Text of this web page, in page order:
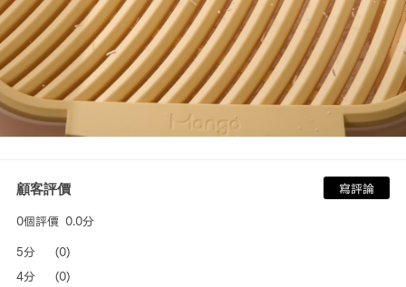
顧客評價
0個評價 0.0分
寫評論
5分
(0)
4分
(0)